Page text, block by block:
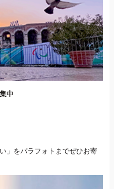
中
」をパラフォトまでぜひお寄